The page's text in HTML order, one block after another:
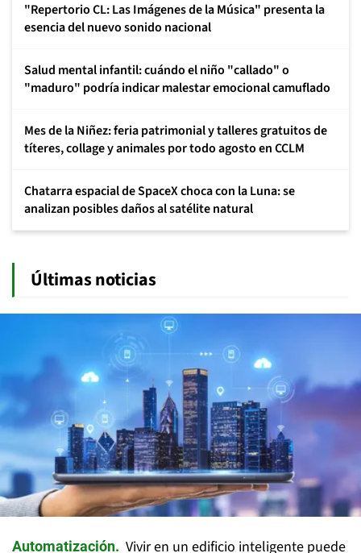
"Repertorio CL: Las Imágenes de la Música" presenta la
esencia del nuevo sonido nacional
Salud mental infantil: cuándo el niño "callado" o
"maduro" podría indicar malestar emocional camuflado
Mes de la Niñez: feria patrimonial y talleres gratuitos de
títeres, collage y animales por todo agosto en CCLM
Chatarra espacial de SpaceX choca con la Luna: se
analizan posibles daños al satélite natural
Últimas noticias
Automatización Vivir en un edificio inteligente puede